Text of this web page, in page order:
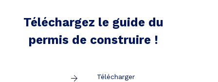
Téléchargez le guide du
permis de construire !
Télécharger